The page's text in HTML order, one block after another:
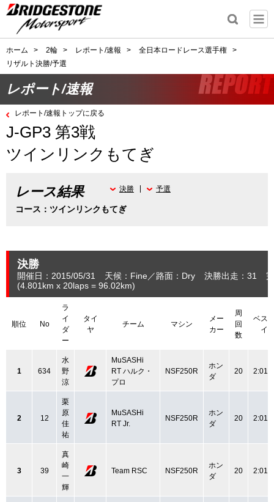
ホーム > 2輪 > レポート/速報 > 全日本ロードレース選手権
>
リザルト決勝/予選
レポート/速報
レポート/速報トップに戻る
J-GP3 第3戦
ツインリンクもてぎ
レース結果
コース：ツインリンクもてぎ
決勝 予選
決勝
開催日：2015/05/31 天候：Fine 路面：Dry 決勝出走：31
(4.801 km x 20laps = 96.02km)
順位 No
ラ
イ
ダ
ー
タイ
ヤ
チーム マシン
メー
カー
周
回
数
ベス
イ
1 634
水
野
涼
MuSASHi
RT ハルク・
プロ
NSF250R
ホン
ダ
20
2 12
栗
原
佳
祐
MuSASHi
RT Jr.
NSF250R
ホン
ダ
20
3 39
真
崎
一
輝
Team RSC NSF250R
ホン
ダ
20